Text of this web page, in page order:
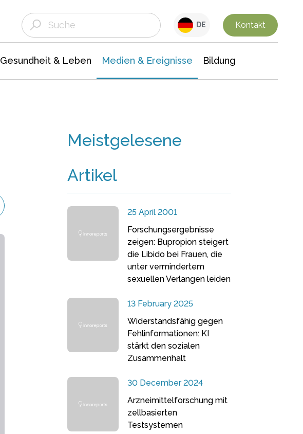
DE Kontakt
Gesundheit & Leben Medien & Ereignisse Bildung
Meistgelesene
Artikel
25 April 2001
Forschungsergebnisse
zeigen: Bupropion steigert
die Libido bei Frauen, die
unter vermindertem
sexuellen Verlangen leiden
13 February 2025
Widerstandsfähig gegen
Fehlinformationen: KI
stärkt den sozialen
Zusammenhalt
30 December 2024
Arzneimittelforschung mit
zellbasierten
Testsystemen